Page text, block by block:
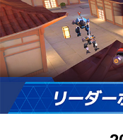
牧場婚活
DEAD OR ALIVE
パズル/クイズ
ノベル
おすすめ